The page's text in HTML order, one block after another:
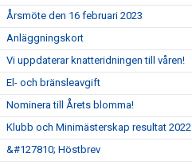
Årsmöte den 16 februari 2023
Anläggningskort
Vi uppdaterar knatteridningen till våren!
El- och bränsleavgift
Nominera till Årets blomma!
Klubb och Minimästerskap resultat 2022
&#127810; Höstbrev